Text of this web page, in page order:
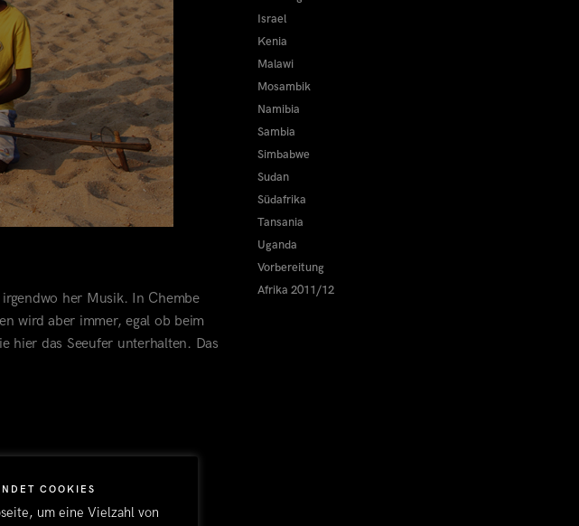
her Musik. In Chembe
wird aber immer, egal ob beim
hier das Seeufer unterhalten. Das
Israel
Kenia
Malawi
Mosambik
Namibia
Sambia
Simbabwe
Sudan
Südafrika
Tansania
Uganda
Vorbereitung
Afrika 2011/12
COOKIES
um eine Vielzahl von